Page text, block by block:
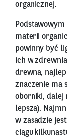
organicznej.
materii
powinny być
ich w
drewna,
znaczenie ma
oborniki, dalej
lepsza).
w zasadzie
ciągu